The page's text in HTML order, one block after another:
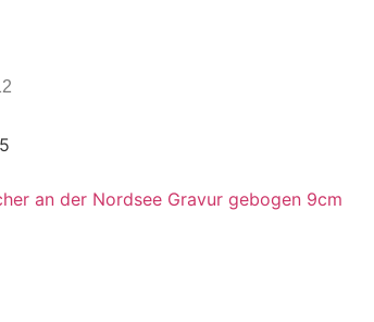
an der Nordsee Gravur gebogen 9cm